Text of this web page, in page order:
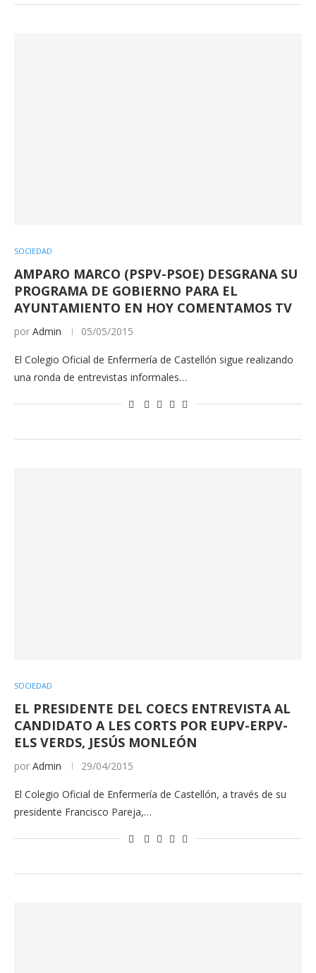
SOCIEDAD
AMPARO MARCO (PSPV-PSOE) DESGRANA SU
PROGRAMA DE GOBIERNO PARA EL
AYUNTAMIENTO EN HOY COMENTAMOS TV
por Admin 05/05/2015
El Colegio Oficial de Enfermería de Castellón sigue realizando
una ronda de entrevistas informales…
SOCIEDAD
EL PRESIDENTE DEL COECS ENTREVISTA AL
CANDIDATO A LES CORTS POR EUPV-ERPV-
ELS VERDS, JESÚS MONLEÓN
por Admin 29/04/2015
El Colegio Oficial de Enfermería de Castellón, a través de su
presidente Francisco Pareja,…